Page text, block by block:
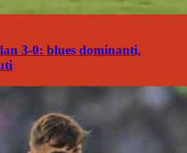
3-0: blues dominanti,